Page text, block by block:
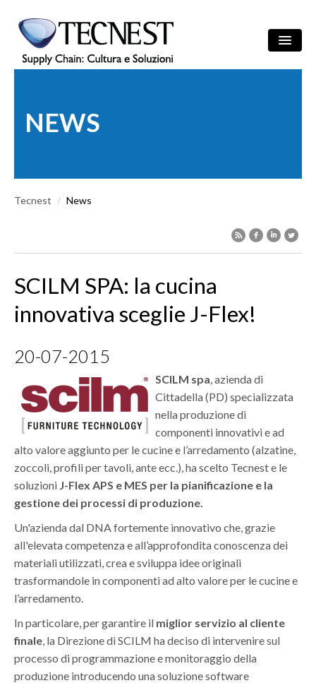
CULTURA
EVENTI
SUPPLY CHAIN BLOG
CONTATTO
DOWNLOAD
WHISTLEBLOWING
NEWS
Tecnest / News
SCILM SPA: la cucina
innovativa sceglie J-Flex!
20-07-2015
SCILM spa, azienda di
Cittadella (PD) specializzata
nella produzione di
componenti innovativi e ad
alto valore aggiunto per le cucine e l’arredamento (alzatine,
zoccoli, profili per tavoli, ante ecc.), ha scelto Tecnest e le
soluzioni J-Flex APS e MES per la pianificazione e la
gestione dei processi di produzione.
Un'azienda dal DNA fortemente innovativo che, grazie
all'elevata competenza e all’approfondita conoscenza dei
materiali utilizzati, crea e sviluppa idee originali
trasformandole in componenti ad alto valore per le cucine e
l’arredamento.
In particolare, per garantire il miglior servizio al cliente
finale, la Direzione di SCILM ha deciso di intervenire sul
processo di programmazione e monitoraggio della
produzione introducendo una soluzione software